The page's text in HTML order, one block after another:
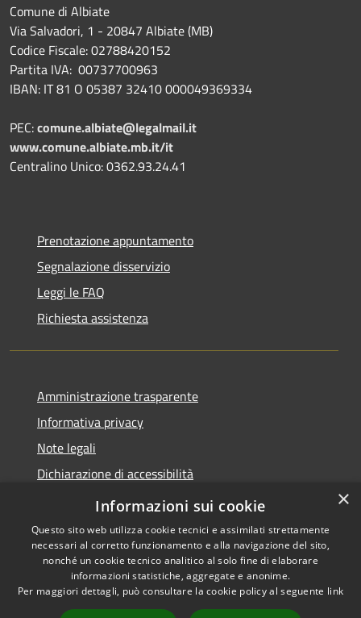
Comune di Albiate
Via Salvadori, 1 - 20847 Albiate (MB)
Codice Fiscale: 02788420152
Partita IVA: 00737700963
IBAN: IT 81 O 05387 32410 000049369334
PEC:comune.albiate@legalmail.it
www.comune.albiate.mb.it/it
Centralino Unico: 0362.93.24.41
Prenotazione appuntamento
Segnalazione disservizio
Leggi le FAQ
Richiesta assistenza
Amministrazione trasparente
Informativa privacy
Note legali
Dichiarazione di accessibilità
Obbietivi di accessibilità
Accessibilità
Copyright © 2026 • Comune di
Albiate • Powered by
×
Informazioni sui cookie
Questo sito web utilizza cookie tecnici e assimilati strettamente
necessari al corretto funzionamento e alla navigazione del sito,
nonché un cookie tecnico analitico al solo fine di elaborare
informazioni statistiche, aggregate e anonime.
Per maggiori dettagli, può consultare la cookie policy al seguente link